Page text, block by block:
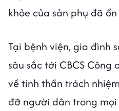
khỏe của sản phụ đã
Tại bệnh viện, gia đình
sâu sắc tới CBCS
về tinh thần trách
đỡ người dân trong